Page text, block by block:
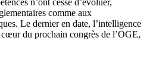
comme aux
Le dernier en date, l’intelligence
du prochain congrès de l’OGE,